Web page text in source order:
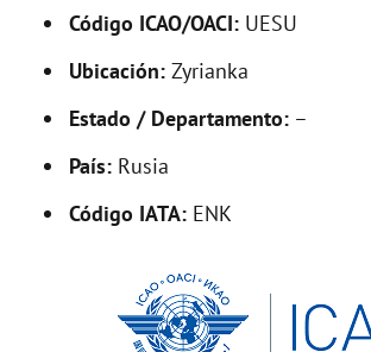
e
o
Código ICAO/OACI: UESU
Ubicación: Zyrianka
Estado / Departamento: –
País: Rusia
Código IATA: ENK